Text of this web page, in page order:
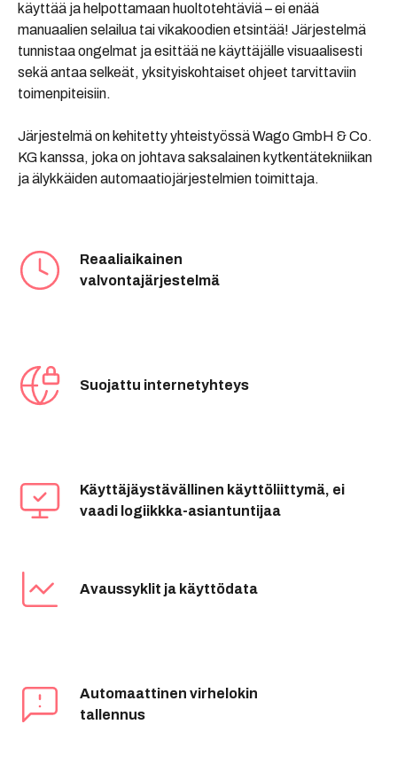
käyttää ja helpottamaan huoltotehtäviä – ei enää
manuaalien selailua tai vikakoodien etsintää! Järjestelmä
tunnistaa ongelmat ja esittää ne käyttäjälle visuaalisesti
sekä antaa selkeät, yksityiskohtaiset ohjeet tarvittaviin
toimenpiteisiin.
Järjestelmä on kehitetty yhteistyössä Wago GmbH & Co.
KG kanssa, joka on johtava saksalainen kytkentätekniikan
ja älykkäiden automaatiojärjestelmien toimittaja.
Reaaliaikainen
valvontajärjestelmä
Suojattu internetyhteys
Käyttäjäystävällinen käyttöliittymä, ei
vaadi logiikkka-asiantuntijaa
Avaussyklit ja käyttödata
Automaattinen virhelokin
tallennus